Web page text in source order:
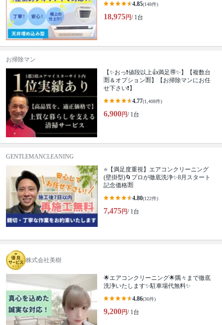
4.85(148件)
18,975円/ 1台
お掃除マン
【✨おっ❗値段以上👍満足🉐✨】【複数台
🈹＆オプション🈹】【お掃除マンにお任
せ下さい❗】
4.77(1,408件)
6,900円/ 1台
GENTLEMANCLEANING
⭐【満足度重視】エアコンクリーニング
(壁掛型)🌀プロが徹底洗浄✨8月スタート
記念価格🈹
4.80(122件)
7,475円/ 1台
株式会社美樹
🌟エアコンクリーニング🌟隅々まで徹底
洗浄いたします✨駐車場代無料✨
4.86(36件)
9,200円/ 1台